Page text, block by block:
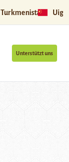
Turkmenistan
Unterstützt uns